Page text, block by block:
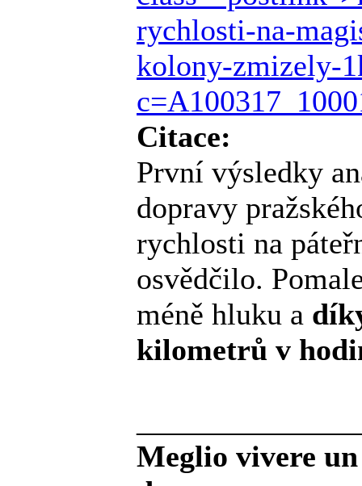
rychlosti-na-
kolony-zmizely-
Citace:
První výsledky
dopravy
rychlosti na
osvědčilo.
méně hluku a
kilometrů v
Meglio vivere